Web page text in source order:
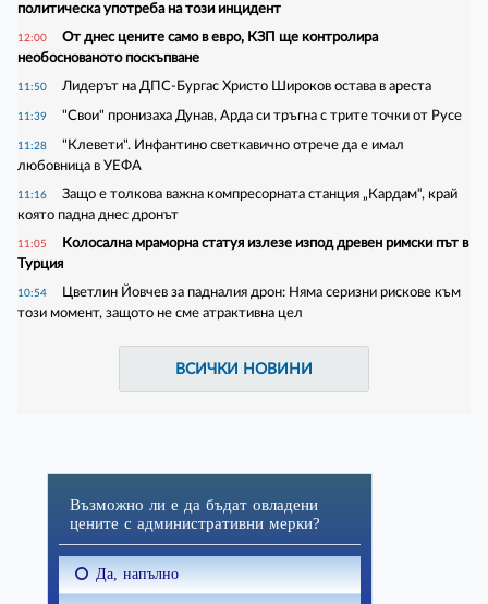
политическа употреба на този инцидент
12:00
От днес цените само в евро, КЗП ще контролира
необоснованото поскъпване
11:50 Лидерът на ДПС-Бургас Христо Широков остава в ареста
11:39 "Свои" пронизаха Дунав, Арда си тръгна с трите точки от Русе
11:28
"Клевети". Инфантино светкавично отрече да е имал
любовница в УЕФА
11:16
Защо е толкова важна компресорната станция „Кардам“, край
която падна днес дронът
11:05
Колосална мраморна статуя излезе изпод древен римски път в
Турция
10:54
Цветлин Йовчев за падналия дрон: Няма серизни рискове към
този момент, защото не сме атрактивна цел
ВСИЧКИ НОВИНИ